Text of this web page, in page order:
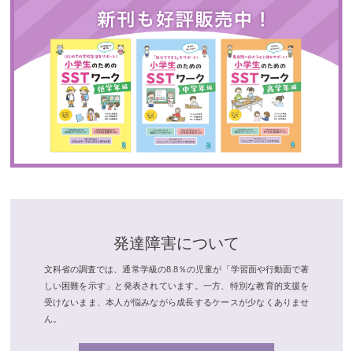
発達障害について
文科省の調査では、通常学級の8.8％の児童が「学習面や行動面で著
しい困難を示す」と発表されています。一方、特別な教育的支援を
受けないまま、本人が悩みながら成長するケースが少なくありませ
ん。